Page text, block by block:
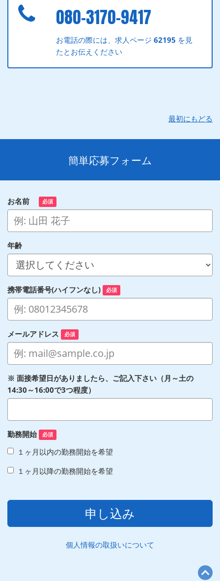
080-3170-9417
お電話の際には、求人ページ62195 を見
たとお伝えください
最初にもどる
簡単応募フォーム
お名前 必須
年齢
携帯電話番号(ハイフンなし) 必須
メールアドレス 必須
※ 面接希望日がありましたら、ご記入下さい（月～土の
14:30～16:00で3つ程度）
勤務開始 必須
１ヶ月以内の勤務開始を希望
１ヶ月以降の勤務開始を希望
申し込み
個人情報の取扱いについて